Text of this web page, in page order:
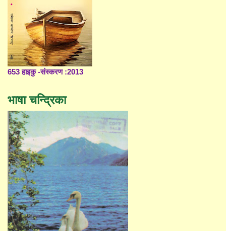
653 हाइकु -संस्करण :2013
भाषा चन्द्रिका